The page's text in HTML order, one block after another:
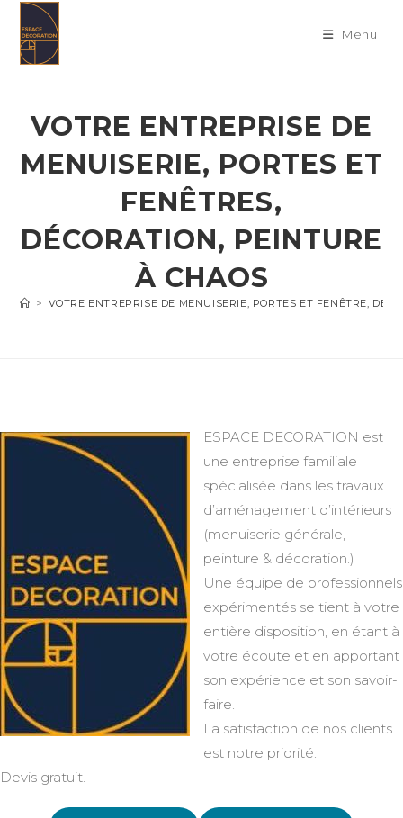
content
Menu
VOTRE ENTREPRISE DE
MENUISERIE, PORTES ET
FENÊTRES,
DÉCORATION, PEINTURE
À CHAOS
> VOTRE ENTREPRISE DE MENUISERIE, PORTES ET FENÊTRE,
ESPACE DECORATION est
une entreprise familiale
spécialisée dans les travaux
d’aménagement d’intérieurs
(menuiserie générale,
peinture & décoration.)
Une équipe de professionnels
expérimentés se tient à votre
entière disposition, en étant à
votre écoute et en apportant
son expérience et son savoir-
faire.
La satisfaction de nos clients
est notre priorité.
Devis gratuit.